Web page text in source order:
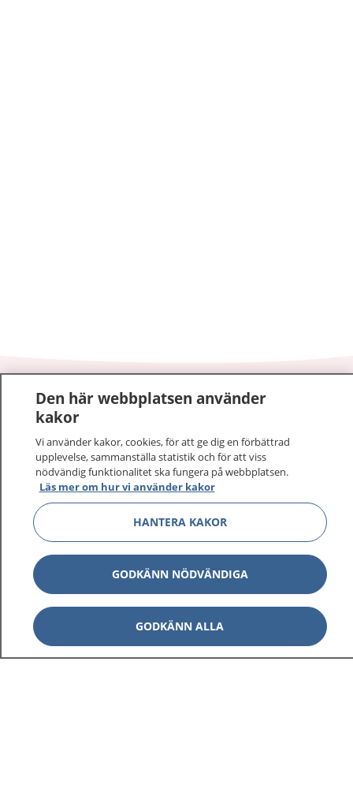
1177–tryggt om din hälsa och vård
På 1177.se får du råd om hälsa och information om
sjukdomar och vilka mottagningar du kan kontakta.
Logga in för att läsa din journal och göra dina
vårdärenden. Ring telefonnummer 1177 för
sjukvårdsrådgivning dygnet runt.
1177 ger dig råd när du vill må bättre.
1177 på flera språk Visa
Den här webbplatsen använder
kakor
Vi använder kakor, cookies, för att ge dig en förbättrad
upplevelse, sammanställa statistik och för att viss
nödvändig funktionalitet ska fungera på webbplatsen.
Läs mer om hur vi använder kakor
HANTERA KAKOR
GODKÄNN NÖDVÄNDIGA
GODKÄNN ALLA